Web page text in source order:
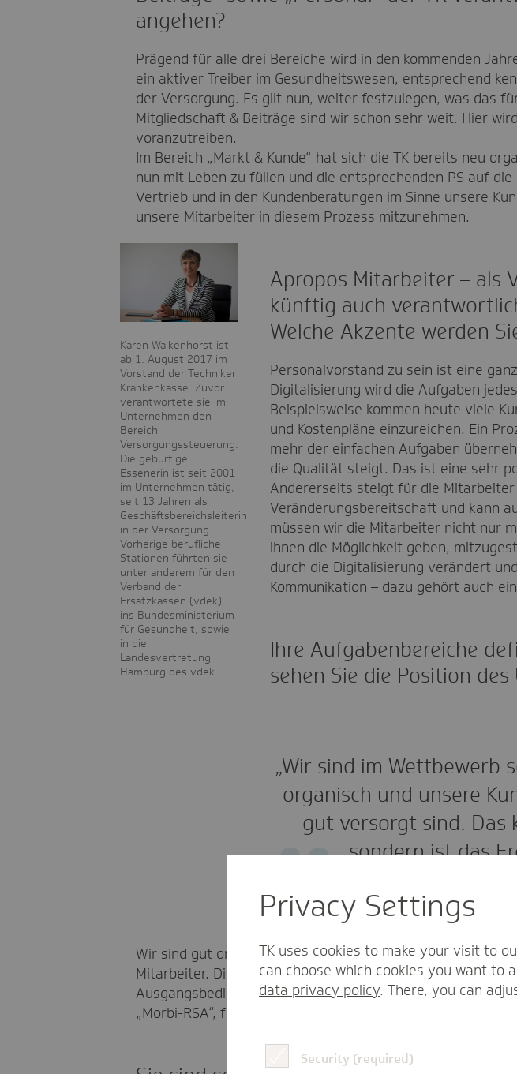
angehen?
Prägend für alle drei Bereiche wird in den kommenden
ein aktiver Treiber im Gesundheitswesen, entsprechend
der Versorgung. Es gilt nun, weiter festzulegen, was das
Mitgliedschaft & Beiträge sind wir schon sehr weit. Hier
voranzutreiben.
Im Bereich „Markt & Kunde“ hat sich die TK bereits neu
nun mit Leben zu füllen und die entsprechenden PS auf
Vertrieb und in den Kundenberatungen im Sinne unsere
unsere Mitarbeiter in diesem Prozess mitzunehmen.
Karen Walkenhorst ist
ab 1. August 2017 im
Vorstand der Techniker
Krankenkasse. Zuvor
verantwortete sie im
Unternehmen den
Bereich
Versorgungssteuerung.
Die gebürtige
Essenerin ist seit 2001
im Unternehmen tätig,
seit 13 Jahren als
Geschäftsbereichsleiterin
in der Versorgung.
Vorherige berufliche
Stationen führten sie
unter anderem für den
Verband der
Ersatzkassen (vdek)
ins Bundesministerium
für Gesundheit, sowie
in die
Landesvertretung
Hamburg des vdek.
Apropos Mitarbeiter – als
künftig auch
Welche Akzente werden
Personalvorstand zu sein ist eine
Digitalisierung wird die Aufgaben
Beispielsweise kommen heute viele
und Kostenpläne einzureichen. Ein
mehr der einfachen Aufgaben
die Qualität steigt. Das ist eine sehr
Andererseits steigt für die
Veränderungsbereitschaft und kann
müssen wir die Mitarbeiter nicht nur
ihnen die Möglichkeit geben,
durch die Digitalisierung verändert
Kommunikation – dazu gehört auch
Ihre Aufgabenbereiche
sehen Sie die Position
„Wir sind im Wettbewerb
organisch und unsere
gut versorgt sind. Das
sondern ist das
Wir sind gut organisiert, haben schlanke Strukturen, sind
Mitarbeiter. Die gute Wettbewerbsposition ist auch
Ausgangsbedingungen herrschen. Das liegt daran, dass
„Morbi-RSA“, für erhebliche Wettbewerbsverzerrungen
Privacy Settings
TK uses cookies to make your visit to
can choose which cookies you want to
data privacy policy. There, you can
Security (required)